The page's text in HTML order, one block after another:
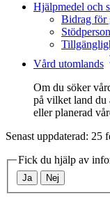
Hjälpmedel och
Bidrag för
Vård utomlands
Om du söker
på vilket land du
eller planerad
Senast uppdaterad: 25
Fick du hjälp av
Ja Nej